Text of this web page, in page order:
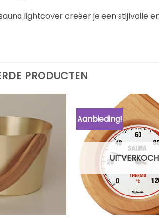
lightcover creëer je een stijlvolle
PRODUCTEN
Aanbieding!